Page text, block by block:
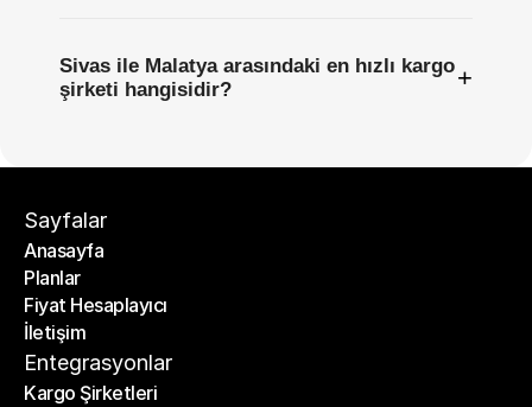
Sivas ile Malatya arasındaki en hızlı kargo
şirketi hangisidir?
+
Sayfalar
Anasayfa
Anasayfa
Planlar
Planlar
Fiyat Hesaplayıcı
Fiyat Hesaplayıcı
İletişim
İletişim
Entegrasyonlar
Kargo Şirketleri